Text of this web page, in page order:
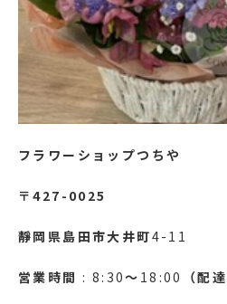
フラワーショップつちや
〒427-0025
靜岡県島田市大井町4-11
営業時間 : 8:30～ 18:00 （配達